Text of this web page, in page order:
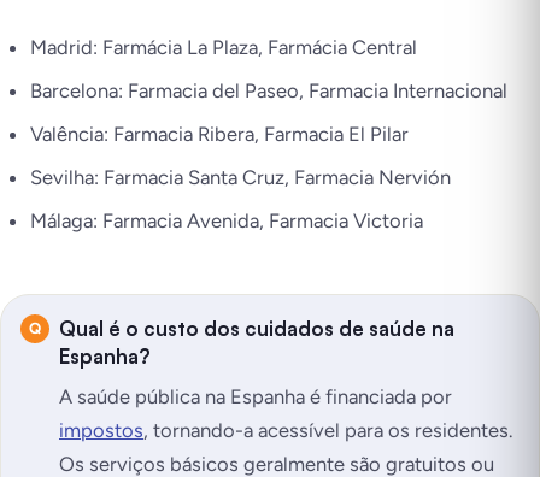
Madrid: Farmácia La Plaza, Farmácia Central
Barcelona: Farmacia del Paseo, Farmacia Internacional
Valência: Farmacia Ribera, Farmacia El Pilar
Sevilha: Farmacia Santa Cruz, Farmacia Nervión
Málaga: Farmacia Avenida, Farmacia Victoria
Qual é o custo dos cuidados de saúde na
Espanha?
A saúde pública na Espanha é financiada por
impostos, tornando-a acessível para os residentes.
Os serviços básicos geralmente são gratuitos ou